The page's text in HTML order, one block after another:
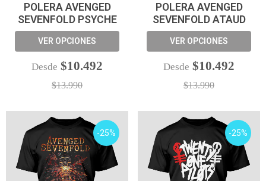
POLERA AVENGED
SEVENFOLD PSYCHE
VER OPCIONES
Desde $10.492
$13.990
POLERA AVENGED
SEVENFOLD ATAUD
VER OPCIONES
Desde $10.492
$13.990
-25% -25%